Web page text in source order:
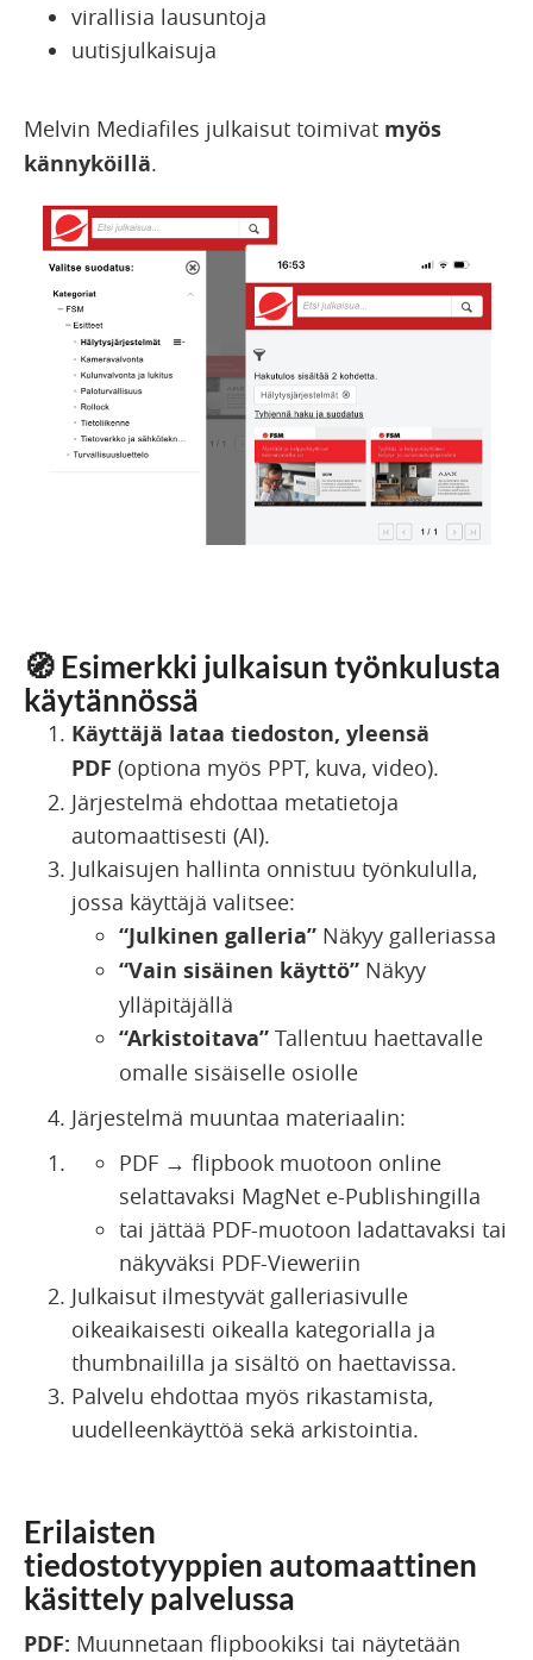
virallisia lausuntoja
uutisjulkaisuja
Melvin Mediafiles julkaisut toimivat myös
kännyköillä.
🧭Esimerkki julkaisun työnkulusta
käytännössä
Käyttäjä lataa tiedoston, yleensä
PDF (optiona myös PPT, kuva, video).
Järjestelmä ehdottaa metatietoja
automaattisesti (AI).
Julkaisujen hallinta onnistuu työnkululla,
jossa käyttäjä valitsee:
“Julkinen galleria” Näkyy galleriassa
“Vain sisäinen käyttö” Näkyy
ylläpitäjällä
“Arkistoitava” Tallentuu haettavalle
omalle sisäiselle osiolle
Järjestelmä muuntaa materiaalin:
PDF → flipbook muotoon online
selattavaksi MagNet e-Publishingilla
tai jättää PDF-muotoon ladattavaksi tai
näkyväksi PDF-Vieweriin
Julkaisut ilmestyvät galleriasivulle
oikeaikaisesti oikealla kategorialla ja
thumbnaililla ja sisältö on haettavissa.
Palvelu ehdottaa myös rikastamista,
uudelleenkäyttöä sekä arkistointia.
Erilaisten
tiedostotyyppien automaattinen
käsittely palvelussa
PDF: Muunnetaan flipbookiksi tai näytetään